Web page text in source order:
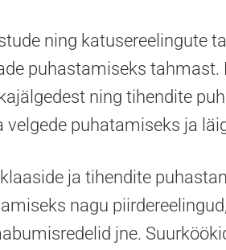
ning katusereelingute
puhastamiseks tahmast.
ning tihendite
puhatamiseks ja
ja tihendite
nagu
jne.